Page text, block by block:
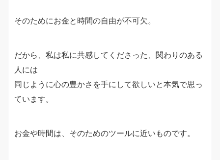
そのためにお金と時間の自由が不可欠。
だから、私は私に共感してくださった、関わりのある
人には
同じように心の豊かさを手にして欲しいと本気で思っ
ています。
お金や時間は、そのためのツールに近いものです。